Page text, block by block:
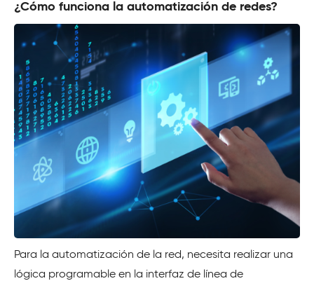
¿Cómo funciona la automatización de redes?
Para la automatización de la red, necesita realizar una
lógica programable en la interfaz de línea de